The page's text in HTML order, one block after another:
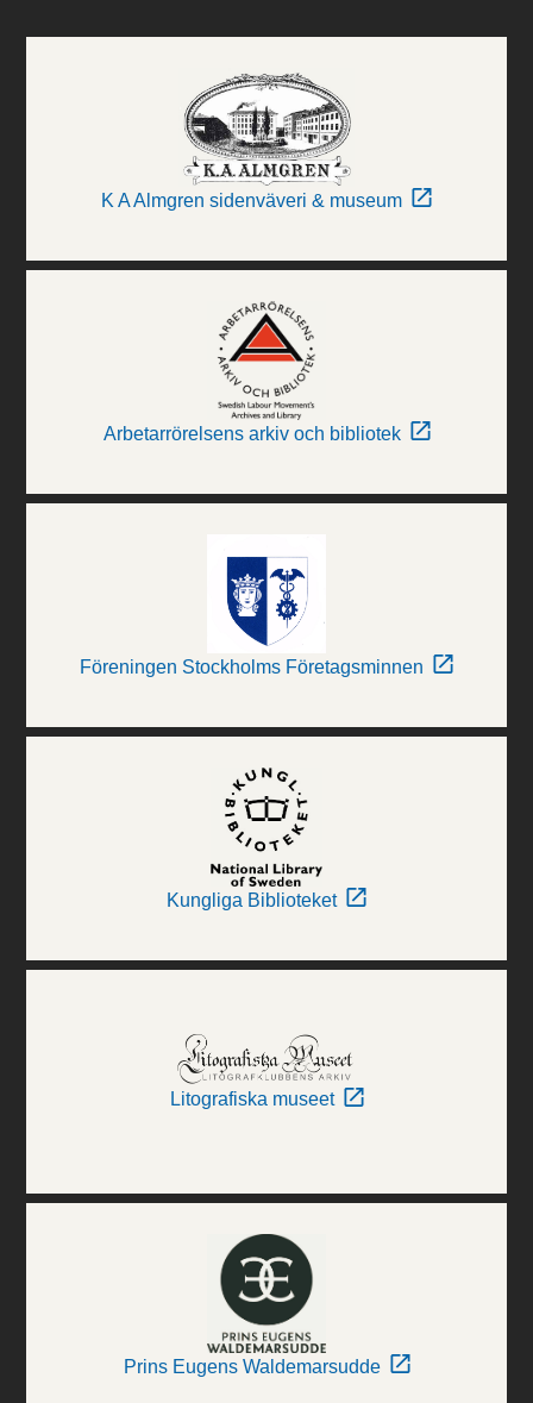
K A Almgren sidenväveri & museum
Arbetarrörelsens arkiv och bibliotek
Föreningen Stockholms Företagsminnen
Kungliga Biblioteket
Litografiska museet
Prins Eugens Waldemarsudde